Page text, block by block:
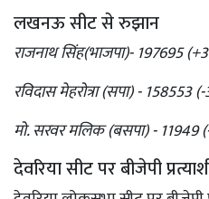
लखनऊ सीट से रुझान
राजनाथ सिंह(भाजपा)- 197695
रविदास मेहरोत्रा (सपा) - 158553
मो. सरवर मलिक (बसपा) - 11949
देवरिया सीट पर बीजेपी